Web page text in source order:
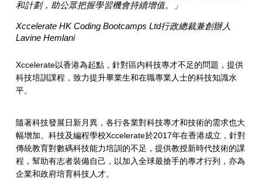
和計劃，助公眾把握學習機會持續增值。」
Xccelerate HK Coding Bootcamps Ltd行政總裁兼創辦人
Lavine Hemlani
Xccelerate以香港為起點，針對區内科技專才不足的問題，提供
科技培訓課程，致力提升畢業生和在職專業人士的科技知識水
平。
隨著科技發展日新月異，各行各業對科技專才和技術的需求也大
幅增加。科技及編程學校Xccelerate於2017年在香港成立，針對
傳統教育對數碼科技能力培訓的不足，提供教授新時代技術的課
程，幫助有志者裝備自己，以加入全球最搶手的專才行列，亦為
企業和政府培育科技人才。